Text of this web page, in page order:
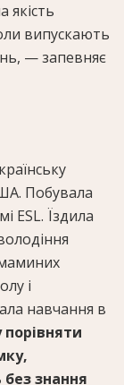
якість
випускають
— запевняє
Побувала
ESL. Їздила
і
навчання в
без знання